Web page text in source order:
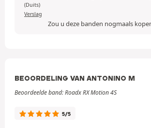
(Duits)
Verslag
Zou u deze banden nogmaals
BEOORDELING VAN ANTONINO M
Beoordeelde band: Roadx RX Motion 4S
5/5